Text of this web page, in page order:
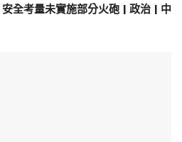
全考量未實施部分火砲 | 政治 | 中